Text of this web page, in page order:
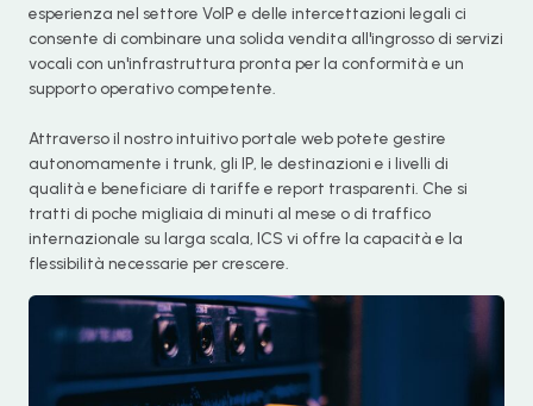
esperienza nel settore VoIP e delle intercettazioni legali ci
consente di combinare una solida vendita all'ingrosso di servizi
vocali con un'infrastruttura pronta per la conformità e un
supporto operativo competente.
Attraverso il nostro intuitivo portale web potete gestire
autonomamente i trunk, gli IP, le destinazioni e i livelli di
qualità e beneficiare di tariffe e report trasparenti. Che si
tratti di poche migliaia di minuti al mese o di traffico
internazionale su larga scala, ICS vi offre la capacità e la
flessibilità necessarie per crescere.